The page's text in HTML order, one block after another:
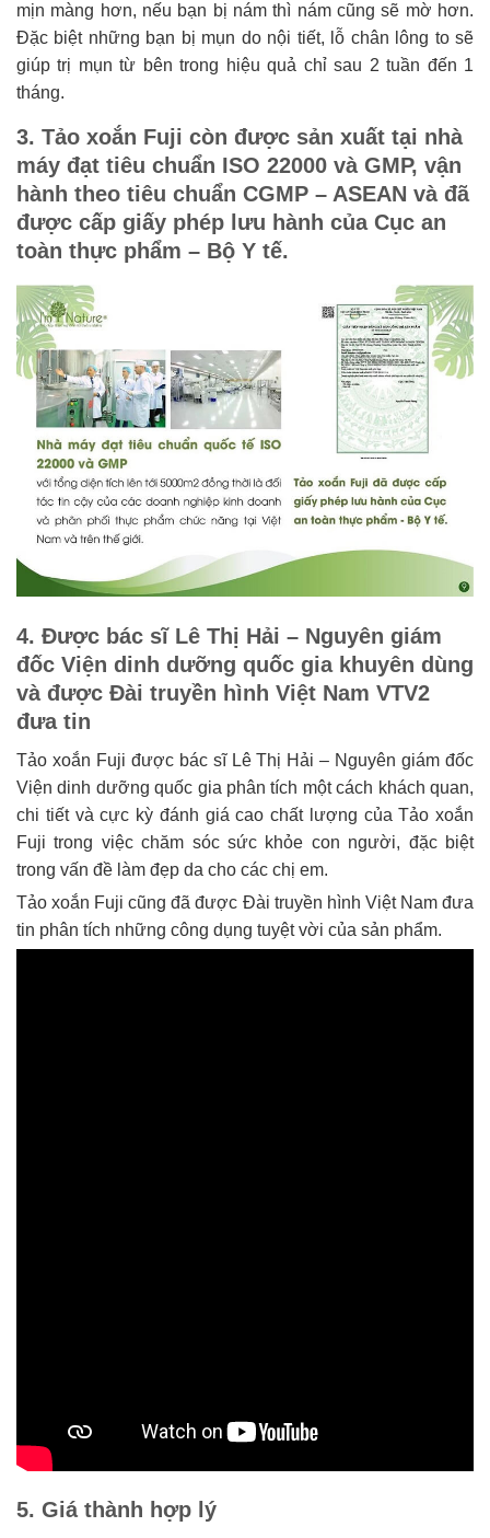
mịn màng hơn, nếu bạn bị nám thì nám cũng sẽ mờ hơn.
Đặc biệt những bạn bị mụn do nội tiết, lỗ chân lông to sẽ
giúp trị mụn từ bên trong hiệu quả chỉ sau 2 tuần đến 1
tháng.
3. Tảo xoắn Fuji còn được sản xuất tại nhà
máy đạt tiêu chuẩn ISO 22000 và GMP, vận
hành theo tiêu chuẩn CGMP – ASEAN và đã
được cấp giấy phép lưu hành của Cục an
toàn thực phẩm – Bộ Y tế.
4. Được bác sĩ Lê Thị Hải – Nguyên giám
đốc Viện dinh dưỡng quốc gia khuyên dùng
và được Đài truyền hình Việt Nam VTV2
đưa tin
Tảo xoắn Fuji được bác sĩ Lê Thị Hải – Nguyên giám đốc
Viện dinh dưỡng quốc gia phân tích một cách khách quan,
chi tiết và cực kỳ đánh giá cao chất lượng của Tảo xoắn
Fuji trong việc chăm sóc sức khỏe con người, đặc biệt
trong vấn đề làm đẹp da cho các chị em.
Tảo xoắn Fuji cũng đã được Đài truyền hình Việt Nam đưa
tin phân tích những công dụng tuyệt vời của sản phẩm.
5. Giá thành hợp lý